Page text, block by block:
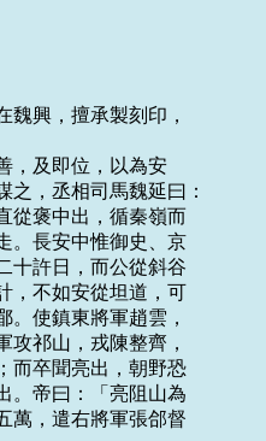
魏興，擅承製刻印，
，及即位，以為安
，丞相司馬魏延曰：
從褒中出，循秦嶺而
。長安中惟御史、京
十許日，而公從斜谷
，不如安從坦道，可
。使鎮東將軍趙雲，
祁山，戎陳整齊，
而卒聞亮出，朝野恐
。帝曰：「亮阻山為
萬，遣右將軍張郃督